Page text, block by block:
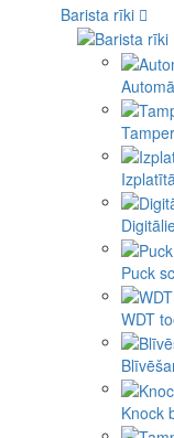
Barista rīki
Tamper
Puck
WDT
Knock